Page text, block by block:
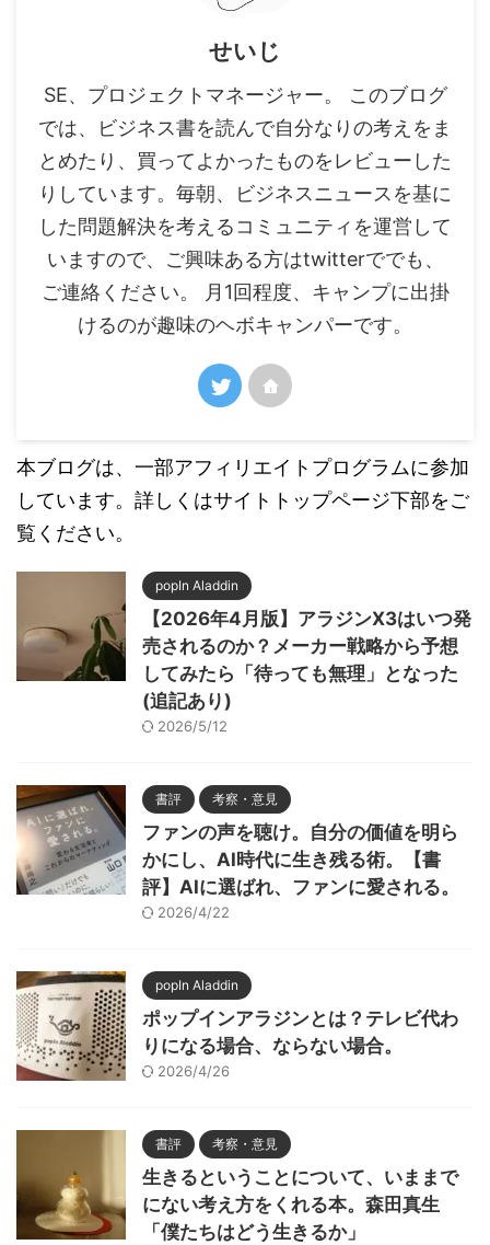
せいじ
SE、プロジェクトマネージャー。 このブログ
では、ビジネス書を読んで自分なりの考えをま
とめたり、買ってよかったものをレビューした
りしています。毎朝、ビジネスニュースを基に
した問題解決を考えるコミュニティを運営して
いますので、ご興味ある方はtwitterででも、
ご連絡ください。 月1回程度、キャンプに出掛
けるのが趣味のヘボキャンパーです。
本ブログは、一部アフィリエイトプログラムに参加
しています。詳しくはサイトトップページ下部をご
覧ください。
popIn Aladdin
【2026年4月版】アラジンX3はいつ発
売されるのか？メーカー戦略から予想
してみたら「待っても無理」となった
(追記あり)
2026/5/12
書評 考察・意見
ファンの声を聴け。自分の価値を明ら
かにし、AI時代に生き残る術。【書
評】AIに選ばれ、ファンに愛される。
2026/4/22
popIn Aladdin
ポップインアラジンとは？テレビ代わ
りになる場合、ならない場合。
2026/4/26
書評 考察・意見
生きるということについて、いままで
にない考え方をくれる本。森田真生
「僕たちはどう生きるか」